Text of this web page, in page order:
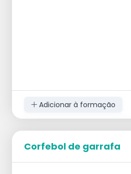
Adicionar à formação
Corfebol de garrafa